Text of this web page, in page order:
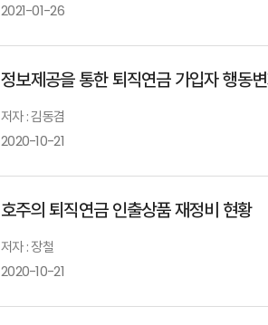
2021-01-26
정보제공을 통한 퇴직연금 가입자 행동
저자 : 김동겸
2020-10-21
호주의 퇴직연금 인출상품 재정비 현황
저자 : 장철
2020-10-21